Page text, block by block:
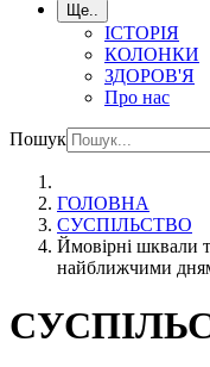
Ще..
ІСТОРІЯ
КОЛОНКИ
ЗДОРОВ'Я
Про нас
Пошук
ГОЛОВНА
СУСПІЛЬСТВО
Ймовірні шквали
найближчими